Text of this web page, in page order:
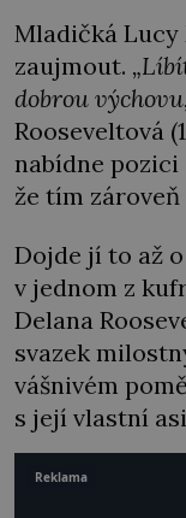
Mladičká Lucy
zaujmout.
dobrou
Rooseveltová
nabídne pozici
že tím
Dojde jí to až
v jednom z
Delana
svazek
vášnivém
s její vlastní
Reklama